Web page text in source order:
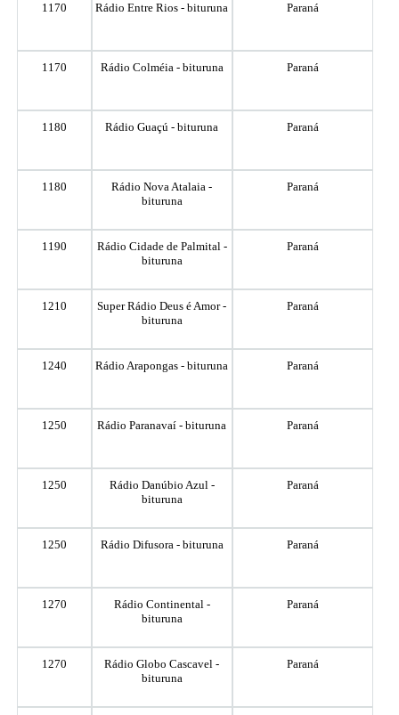
1170 Rádio Entre Rios - bituruna Paraná
1170 Rádio Colméia - bituruna Paraná
1180 Rádio Guaçú - bituruna Paraná
1180
Rádio Nova Atalaia -
bituruna
Paraná
1190
Rádio Cidade de Palmital -
bituruna
Paraná
1210
Super Rádio Deus é Amor -
bituruna
Paraná
1240 Rádio Arapongas - bituruna Paraná
1250 Rádio Paranavaí - bituruna Paraná
1250
Rádio Danúbio Azul -
bituruna
Paraná
1250 Rádio Difusora - bituruna Paraná
1270
Rádio Continental -
bituruna
Paraná
1270
Rádio Globo Cascavel -
bituruna
Paraná